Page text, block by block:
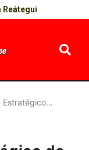
Estratégico…